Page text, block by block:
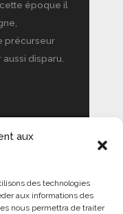
aux
des technologies
aux informations des
nous permettra de traiter
cette époque il
précurseur
disparu.